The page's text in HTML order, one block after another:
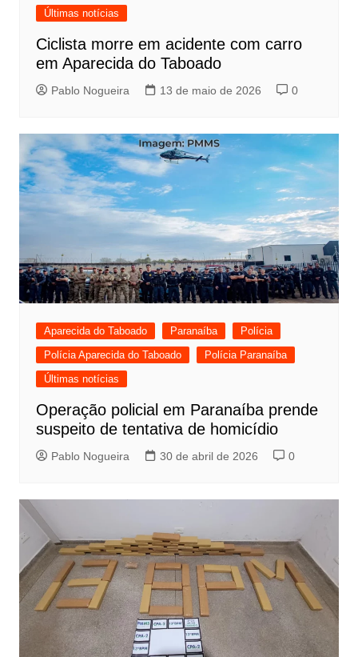
Últimas notícias
Ciclista morre em acidente com carro
em Aparecida do Taboado
Pablo Nogueira 13 de maio de 2026 0
Aparecida do Taboado Paranaíba
Polícia
Polícia Aparecida do Taboado
Polícia Paranaíba
Últimas notícias
Operação policial em Paranaíba prende
suspeito de tentativa de homicídio
Pablo Nogueira 30 de abril de 2026 0